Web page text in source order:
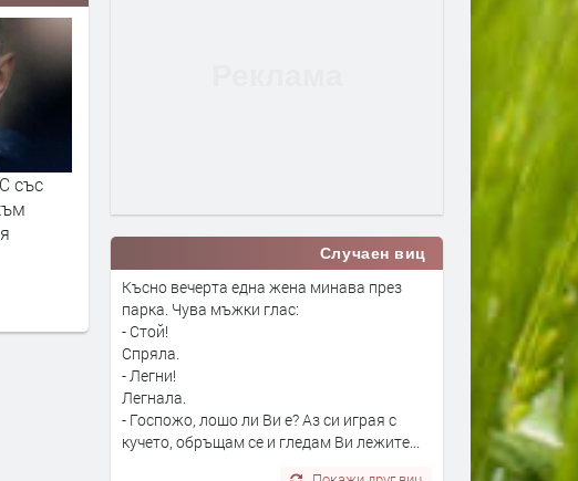
със
все по-тревожни сигнали- В
България показваме как можем
да правим и крачка назад
преди 21 часа
Турция взима 33% от
проучванията за нефт и
блок „Хан Тервел“ в
българската зона на
море. Какво значи това
Случаен виц
Късно вечерта една жена минава през
парка. Чува мъжки глас:
- Стой!
Спряла.
- Легни!
Легнала.
- Госпожо, лошо ли Ви е? Аз си играя с
кучето, обръщам се и гледам Ви лежите...